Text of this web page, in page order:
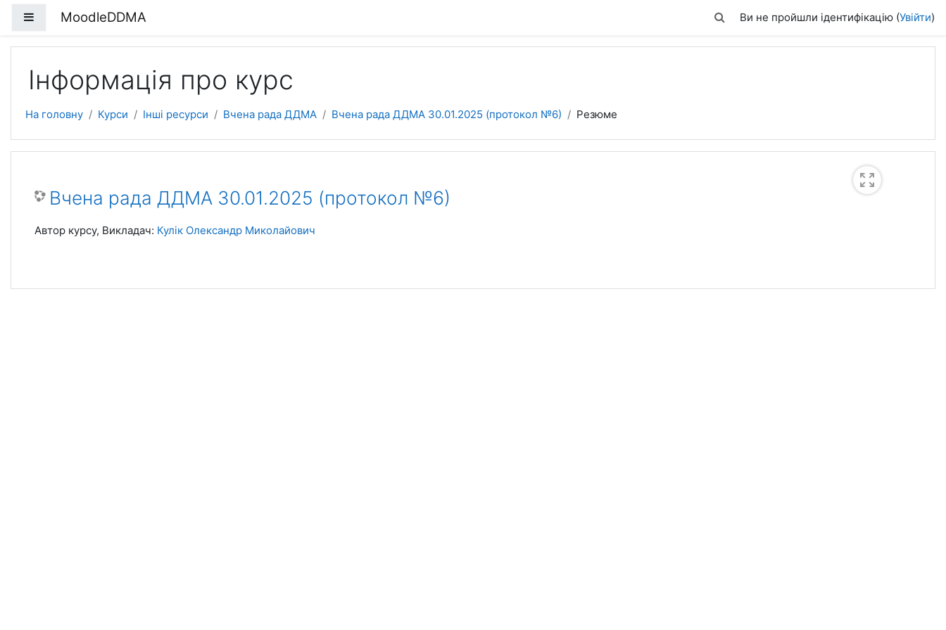
Бокова панель
MoodleDDMA Переключити введення пошуку
Ви не пройшли ідентифікацію (Увійти)
Інформація про курс
На головну Курси Інші ресурси Вчена рада ДДМА Вчена рада ДДМА 30.01.2025 (протокол №6) Резюме
Вчена рада ДДМА 30.01.2025 (протокол №6)
Автор курсу, Викладач: Кулік Олександр Миколайович